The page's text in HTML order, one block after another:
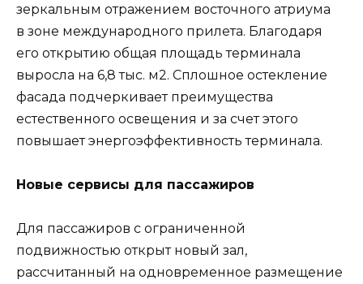
зеркальным отражением восточного атриума
в зоне международного прилета. Благодаря
его открытию общая площадь терминала
выросла на 6,8 тыс. м2. Сплошное остекление
фасада подчеркивает преимущества
естественного освещения и за счет этого
повышает энергоэффективность терминала.
Новые сервисы для пассажиров
Для пассажиров с ограниченной
подвижностью открыт новый зал,
рассчитанный на одновременное размещение